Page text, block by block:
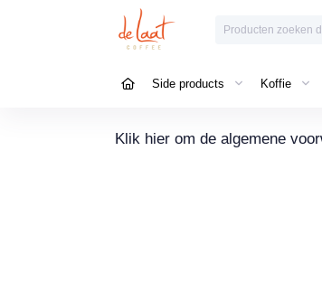
Side products Koffie
Klik hier om de algemene